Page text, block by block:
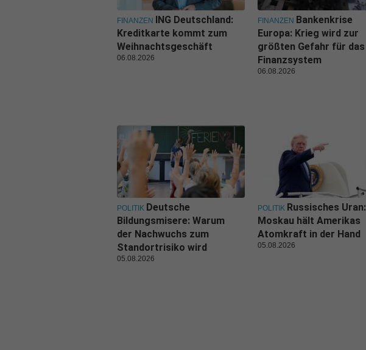
FINANZEN ING Deutschland:
Kreditkarte kommt zum
Weihnachtsgeschäft
06.08.2026
FINANZEN Bankenkrise
Europa: Krieg wird zur
größten Gefahr für das
Finanzsystem
06.08.2026
POLITIK Deutsche
Bildungsmisere: Warum
der Nachwuchs zum
Standortrisiko wird
05.08.2026
POLITIK Russisches Uran:
Moskau hält Amerikas
Atomkraft in der Hand
05.08.2026